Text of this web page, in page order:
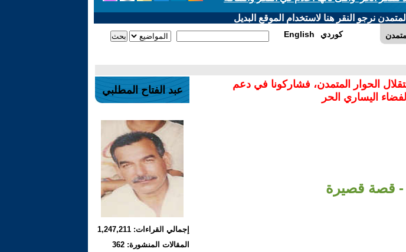
نرجو النقر هنا لاستخدام الموقع البديل
English كوردي
الحوار المتمدن، فشاركونا في دعم
اليساري الحر
قصة قصيرة
عبد الفتاح المطلبي
إجمالي القراءات: 1,247,211
المقالات المنشورة: 362